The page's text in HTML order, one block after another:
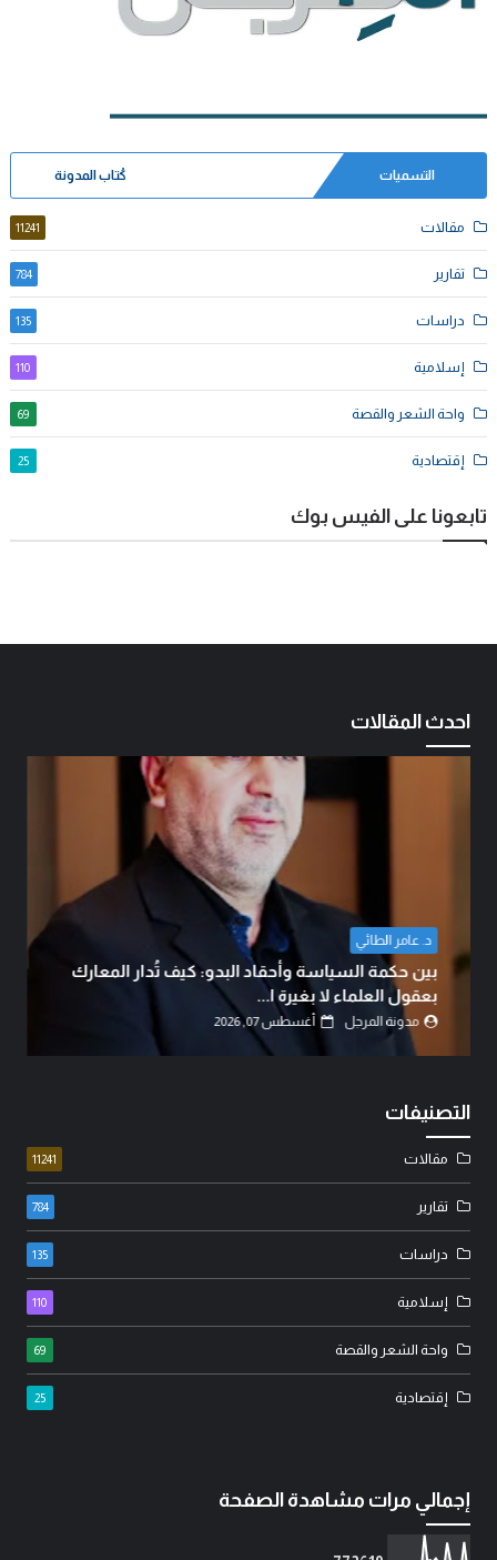
التسميات كُتاب المدونة
مقالات 11241
تقارير 784
دراسات 135
إسلامية 110
واحة الشعر والقصة 69
إقتصادية 25
تابعونا على الفيس بوك
احدث المقالات
د. عامر الطائي
بين حكمة السياسة وأحقاد البدو: كيف تُدار المعارك
بعقول العلماء لا بغيرة ا...
مدونة المرجل أغسطس 07, 2026
التصنيفات
مقالات 11241
تقارير 784
دراسات 135
إسلامية 110
واحة الشعر والقصة 69
إقتصادية 25
إجمالي مرات مشاهدة الصفحة